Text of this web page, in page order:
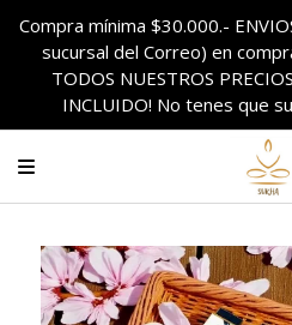
Compra mínima $30.000.-
sucursal del Correo) en
TODOS NUESTROS
INCLUIDO! No tenes que